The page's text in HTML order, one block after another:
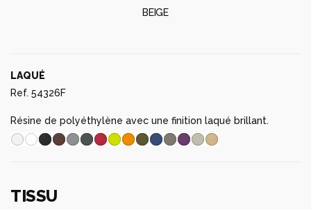
BEIGE
LAQUÉ
Ref. 54326F
Résine de polyéthylène avec une finition laqué brillant.
TISSU